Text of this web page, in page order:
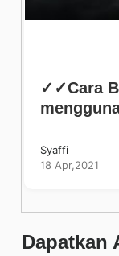
✓✓Cara
Syaffi
18 Apr,2021
Dapatkan